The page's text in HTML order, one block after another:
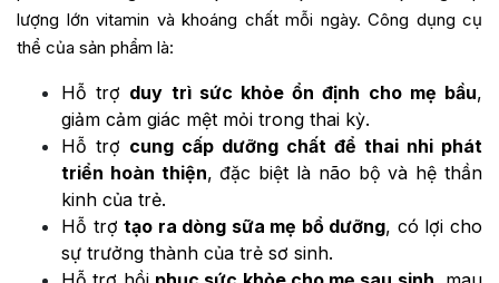
lượng lớn vitamin và khoáng chất mỗi ngày. Công dụng cụ
thể của sản phẩm là:
Hỗ trợ duy trì sức khỏe ổn định cho mẹ bầu,
giảm cảm giác mệt mỏi trong thai kỳ.
Hỗ trợ cung cấp dưỡng chất để thai nhi phát
triển hoàn thiện, đặc biệt là não bộ và hệ thần
kinh của trẻ.
Hỗ trợtạo ra dòng sữa mẹ bổ dưỡng, có lợi cho
sự trưởng thành của trẻ sơ sinh.